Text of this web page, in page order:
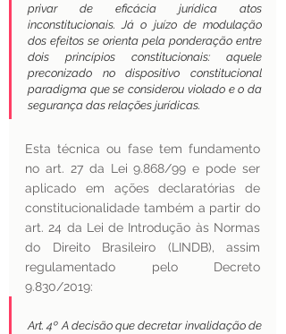
privar de eficácia jurídica atos
inconstitucionais. Já o juízo de modulação
dos efeitos se orienta pela ponderação entre
dois princípios constitucionais: aquele
preconizado no dispositivo constitucional
paradigma que se considerou violado e o da
segurança das relações jurídicas.
Esta técnica ou fase tem fundamento
no art. 27 da Lei 9.868/99 e pode ser
aplicado em ações declaratórias de
constitucionalidade também a partir do
art. 24 da Lei de Introdução às Normas
do Direito Brasileiro (LINDB), assim
regulamentado pelo Decreto
9.830/2019:
Art. 4º A decisão que decretar invalidação de